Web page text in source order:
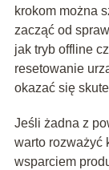
krokom można
zacząć od
jak tryb offline
resetowanie
okazać się
Jeśli żadna z
warto rozważyć
wsparciem